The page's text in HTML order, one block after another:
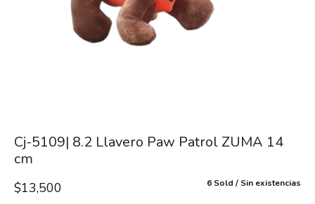
Cj-5109| 8.2 Llavero Paw Patrol ZUMA 14
cm
6 Sold Sin existencias
$13,500